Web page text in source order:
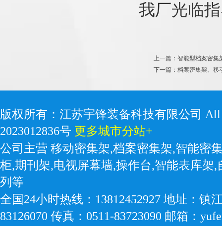
我厂光临
上一篇：智能型档案密集
下一篇：档案密集架、移
版权所有：江苏宇锋装备科技有限公司 All
2023012836号 更多城市分站+
公司主营 移动密集架,档案密集架,智能密
柜,期刊架,电视屏幕墙,操作台,智能表库架
列等
全国24小时热线：13812452927 地址：镇
83126070 传真：0511-83723090 邮箱：